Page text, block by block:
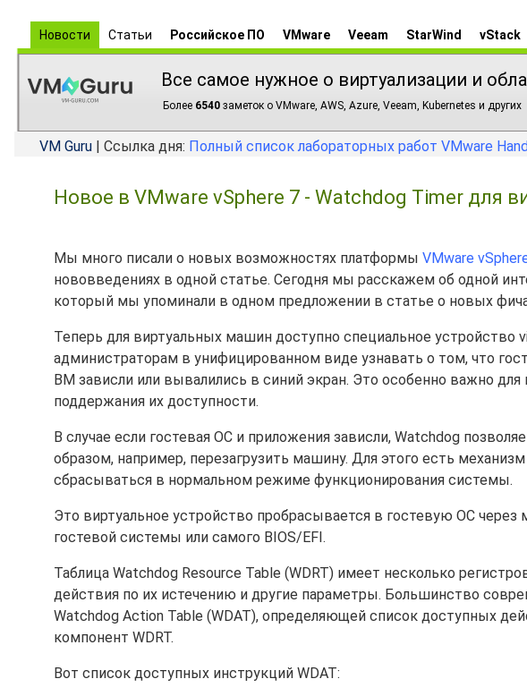
Новости Статьи Российское ПО VMware Veeam StarWind vStack
Все самое нужное о виртуализации и
Более 6540 заметок о VMware, AWS, Azure, Veeam, Kubernetes и других
VM Guru | Ссылка дня: Полный список лабораторных работ VMware
Новое в VMware vSphere 7 - Watchdog Timer для
Мы много писали о новых возможностях платформы VMware
нововведениях в одной статье. Сегодня мы расскажем об одной
который мы упоминали в одном предложении в статье о новых
Теперь для виртуальных машин доступно специальное устройство
администраторам в унифицированном виде узнавать о том, что
ВМ зависли или вывалились в синий экран. Это особенно важно
поддержания их доступности.
В случае если гостевая ОС и приложения зависли, Watchdog
образом, например, перезагрузить машину. Для этого есть
сбрасываться в нормальном режиме функционирования системы.
Это виртуальное устройство пробрасывается в гостевую ОС через
гостевой системы или самого BIOS/EFI.
Таблица Watchdog Resource Table (WDRT) имеет несколько
действия по их истечению и другие параметры. Большинство
Watchdog Action Table (WDAT), определяющей список доступных
компонент WDRT.
Вот список доступных инструкций WDAT: